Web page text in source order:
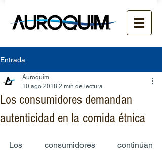
Entrada
Los consumidores demandan
autenticidad en la comida étnica
Auroquim
10 ago 2018 2 min de lectura
Los consumidores continúan